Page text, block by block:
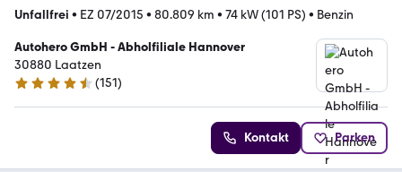
Unfallfrei • EZ 07/2015 • 80.809 km • 74 kW (101 PS) • Benzin
Autohero GmbH - Abholfiliale Hannover
30880 Laatzen
4.7 Sterne
(151)
Kontakt Parken